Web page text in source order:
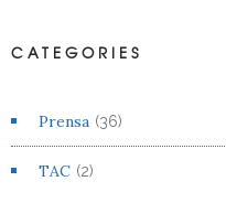
CATEGORIES
Prensa (36)
TAC (2)